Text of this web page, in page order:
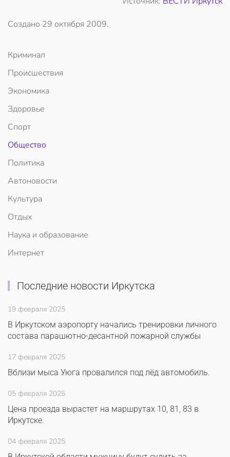
Создано 29 октября 2009.
Криминал
Происшествия
Экономика
Здоровье
Спорт
Общество
Политика
Автоновости
Культура
Отдых
Наука и образование
Интернет
Последние новости Иркутска
19 февраля 2025
В Иркутском аэропорту начались тренировки личного
состава парашютно-десантной пожарной службы
17 февраля 2025
Вблизи мыса Уюга провалился под лёд автомобиль.
05 февраля 2025
Цена проезда вырастет на маршрутах 10, 81, 83 в
Иркутске.
04 февраля 2025